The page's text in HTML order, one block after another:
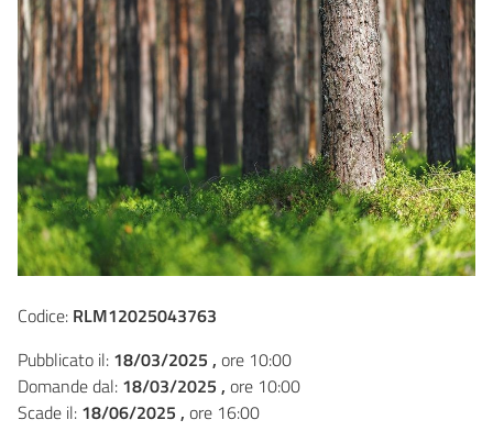
Codice: RLM12025043763
Pubblicato il: 18/03/2025 , ore 10:00
Domande dal: 18/03/2025 , ore 10:00
Scade il: 18/06/2025 , ore 16:00